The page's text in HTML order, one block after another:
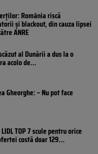
România riscă
și blackout, din cauza lipsei
ANRE
al Dunării a dus la o
acolo de...
Gheorghe: – Nu pot face
TOP 7 scule pentru orice
costă doar 129...